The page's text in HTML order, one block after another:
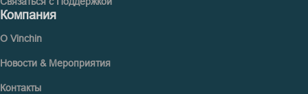
Компания
О Vinchin
Новости & Мероприятия
Контакты